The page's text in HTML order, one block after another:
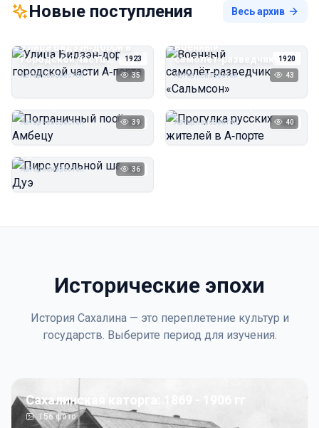
Новые поступления Весь архив
1923
Улица Бидзэн‑дорри в
городской части
А‑порта
Автор неизвестен 35
1920
Военный
самолёт‑разведчик
«Сальмсон»
Автор неизвестен 43
1923
Автор неизвестен 39 1923
Прогулка русских
Автор неизвестен 40
1923
Пирс угольной шахты
Автор неизвестен 36
Исторические эпохи
История Сахалина — это переплетение культур и
государств. Выберите период для изучения.
Сахалинская каторга: 1869 - 1906 гг
156фото